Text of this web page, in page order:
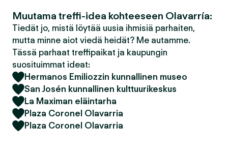
Muutama treffi-idea kohteeseen Olavarría:
Tiedät jo, mistä löytää uusia ihmisiä parhaiten,
mutta minne aiot viedä heidät? Me autamme.
Tässä parhaat treffipaikat ja kaupungin
suosituimmat ideat:
Hermanos Emiliozzin kunnallinen museo
San Josén kunnallinen kulttuurikeskus
La Maximan eläintarha
Plaza Coronel Olavarria
Plaza Coronel Olavarria